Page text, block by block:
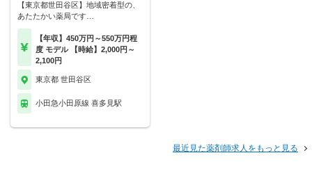
【東京都世田谷区】地域密着型の、
あたたかい薬局です…
【年収】450万円～550万円程
度 モデル 【時給】2,000円～
2,100円
東京都 世田谷区
小田急小田原線 喜多見駅
最近見た薬剤師求人をもっと見る